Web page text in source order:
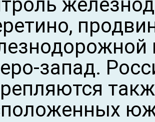
запад.